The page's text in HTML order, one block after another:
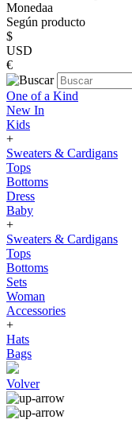
Monedaa
Según producto
$
USD
€
One of a Kind
New In
Kids
+
Sweaters & Cardigans
Tops
Bottoms
Dress
Baby
+
Sweaters & Cardigans
Tops
Bottoms
Sets
Woman
Accessories
+
Hats
Bags
Volver